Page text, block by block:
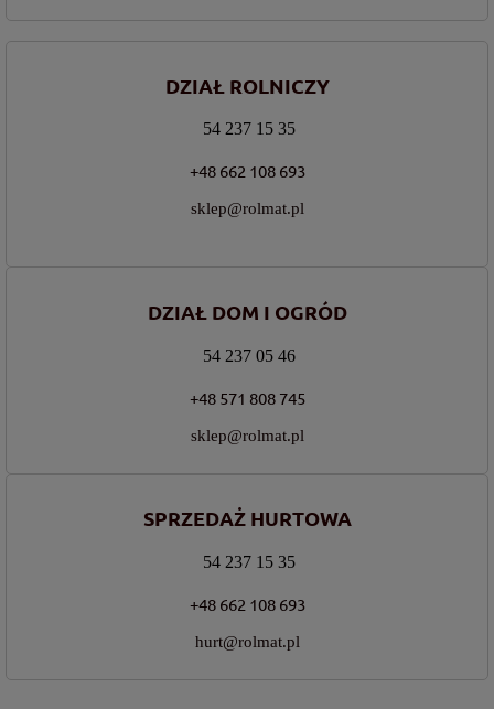
DZIAŁ ROLNICZY
54 237 15 35
+48 662 108 693
sklep@rolmat.pl
DZIAŁ DOM I OGRÓD
54 237 05 46
+48 571 808 745
sklep@rolmat.pl
SPRZEDAŻ HURTOWA
54 237 15 35
+48 662 108 693
hurt@rolmat.pl